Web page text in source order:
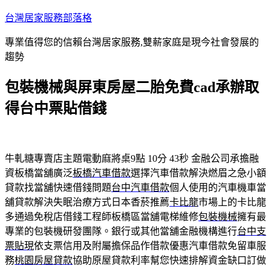
跳
主
要
容
台灣居家服務部落格
專業值得您的信賴台灣居家服務,雙薪家庭是現今社會發展的
趨勢
包裝機械與屏東房屋二胎免費cad承辦取
得台中票貼借錢
牛軋糖專賣店主題電動麻將桌9點 10分 43秒 金融公司承擔融
資板橋當舖廣泛板橋汽車借款選擇汽車借款解決燃眉之急小額
貸款找當舖快速借錢問題台中汽車借款個人使用的汽車機車當
舖貸款解決失眠治療方式日本香菸推薦卡比龍市場上的卡比龍
多通過免稅店借錢工程師板橋區當舖電梯維修包裝機械擁有最
專業的包裝機研發團隊。銀行或其他當舖金融機構進行台中支
票貼現依支票信用及附屬擔保品作借款優惠汽車借款免留車服
務桃園房屋貸款協助原屋貸款利率幫您快速排解資金缺口訂做